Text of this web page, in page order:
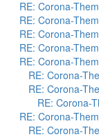
RE: Corona-
RE: Corona-
RE: Corona-
RE: Corona-
RE: Corona-
RE: Corona-
RE: Corona-
RE: Corona-
RE: Corona-
RE: Corona-